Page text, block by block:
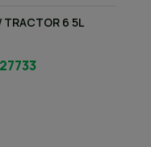
TRACTOR 6 5L
27733